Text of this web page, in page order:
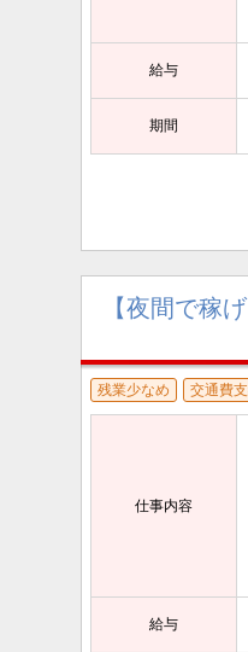
給与
期間
【夜間で稼
残業少なめ 交通費
仕事内容
給与